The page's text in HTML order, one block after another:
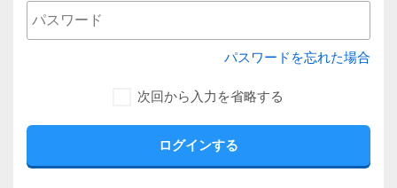
パスワードを忘れた場合
次回から入力を省略する